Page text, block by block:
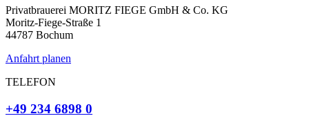
Privatbrauerei MORITZ FIEGE GmbH & Co. KG
Moritz-Fiege-Straße 1
44787 Bochum
Anfahrt planen
TELEFON
+49 234 6898 0